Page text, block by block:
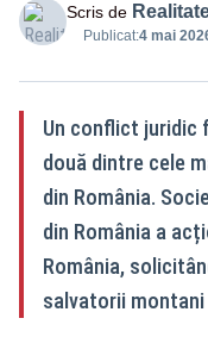
Scris de
Publicat:4 mai
Un conflict juridic
două dintre cele
din România.
din România a
România,
salvatorii